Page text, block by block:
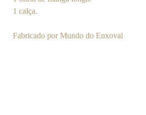
1 calça.
Fabricado por Mundo do Enxoval